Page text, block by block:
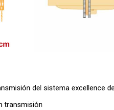
del sistema excellence
transmisión